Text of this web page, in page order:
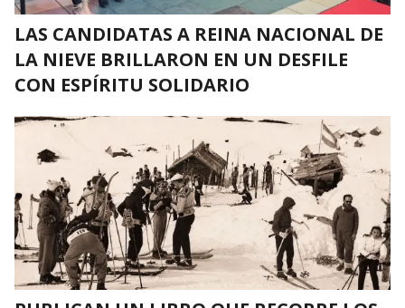
LAS CANDIDATAS A REINA NACIONAL DE
LA NIEVE BRILLARON EN UN DESFILE
CON ESPÍRITU SOLIDARIO